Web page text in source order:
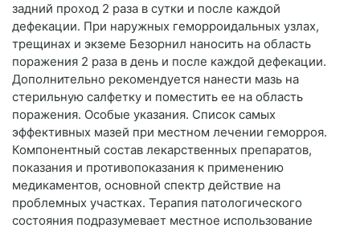
задний проход 2 раза в сутки и после каждой
дефекации. При наружных геморроидальных узлах,
трещинах и экземе Безорнил наносить на область
поражения 2 раза в день и после каждой дефекации.
Дополнительно рекомендуется нанести мазь на
стерильную салфетку и поместить ее на область
поражения. Особые указания. Список самых
эффективных мазей при местном лечении геморроя.
Компонентный состав лекарственных препаратов,
показания и противопоказания к применению
медикаментов, основной спектр действие на
проблемных участках. Терапия патологического
состояния подразумевает местное использование